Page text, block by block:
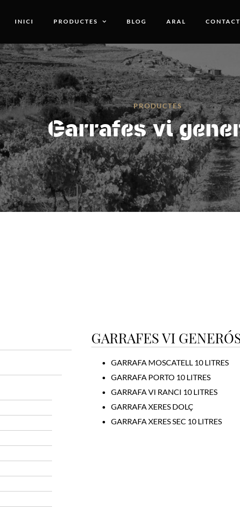
INICI PRODUCTES BLOG ARAL
PRODUCTES
Garrafes vi
GARRAFES VI
GARRAFA MOSCATELL 10 LITRES
GARRAFA PORTO 10 LITRES
GARRAFA VI RANCI 10 LITRES
GARRAFA XERES DOLÇ
GARRAFA XERES SEC 10 LITRES